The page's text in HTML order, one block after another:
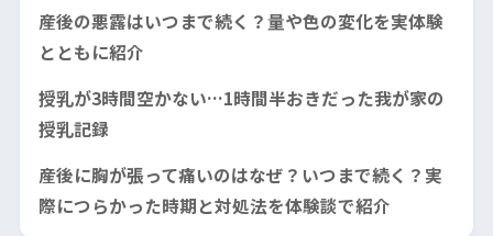
産後の悪露はいつまで続く？量や色の変化を実体験
とともに紹介
授乳が3時間空かない…1時間半おきだった我が家の
授乳記録
産後に胸が張って痛いのはなぜ？いつまで続く？実
際につらかった時期と対処法を体験談で紹介